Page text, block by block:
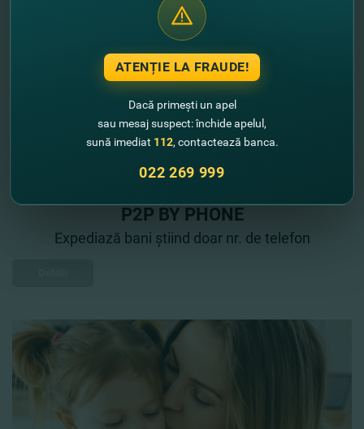
P2P BY PHONE
Expediază bani știind doar nr. de telefon
ATENȚIE LA FRAUDE!
Dacă primești un apel
sau mesaj suspect: închide apelul,
sună imediat 112, contactează banca.
022 269 999